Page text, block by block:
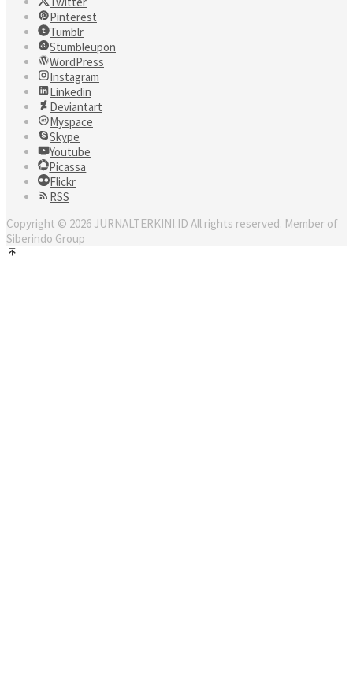
Pinterest
Tumblr
Stumbleupon
WordPress
Instagram
Linkedin
Deviantart
Myspace
Skype
Youtube
Picassa
Flickr
RSS
Copyright © 2026 JURNALTERKINI.ID All rights reserved. Member of
Siberindo Group